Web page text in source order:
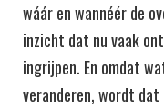
wáár en wannéér de
inzicht dat nu vaak
ingrijpen. En omdat
veranderen, wordt